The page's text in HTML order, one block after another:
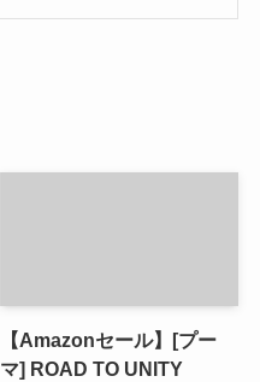
【Amazonセール】[プー
マ] ROAD TO UNITY